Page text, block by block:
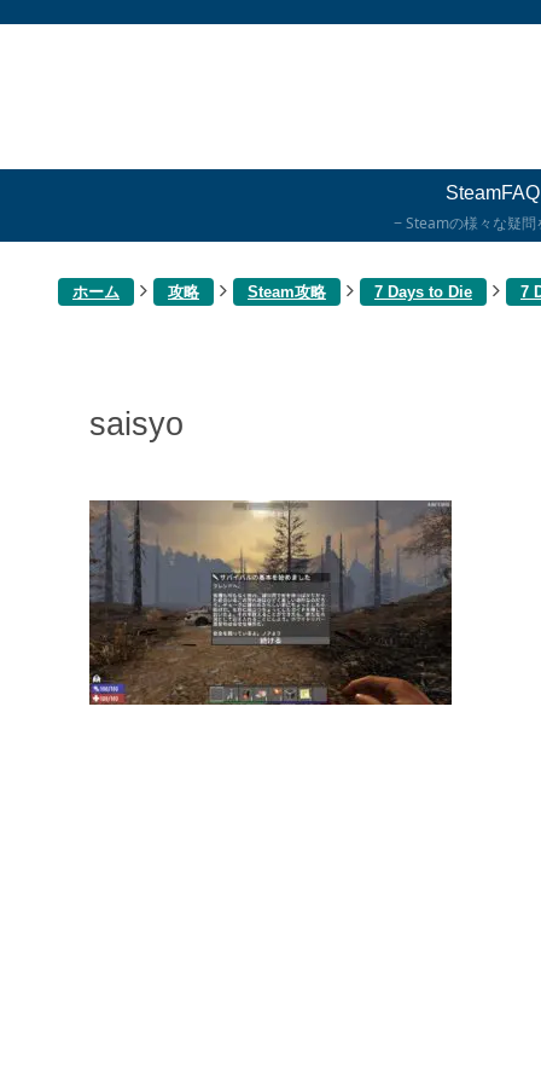
SteamFAQ
Steamの様々な疑問
ホーム 攻略 Steam攻略 7 Days to Die 7
saisyo